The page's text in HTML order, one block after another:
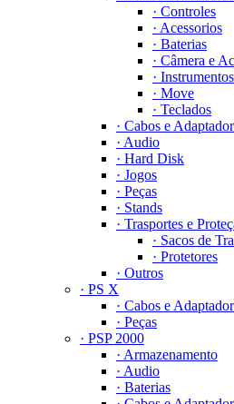
· Controles
· Acessorios
· Baterias
· Câmera e
·
· Move
· Teclados
· Cabos e
· Audio
· Hard Disk
· Jogos
· Peças
· Stands
· Trasportes e
· Sacos de
· Protetores
· Outros
· PS X
· Cabos e
· Peças
· PSP 2000
· Armazenamento
· Audio
· Baterias